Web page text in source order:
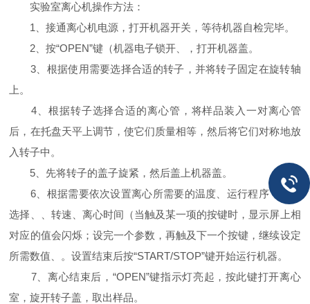
实验室离心机操作方法：
1、接通离心机电源，打开机器开关，等待机器自检完毕。
2、按“OPEN”键（机器电子锁开、，打开机器盖。
3、根据使用需要选择合适的转子，并将转子固定在旋转轴
上。
4、根据转子选择合适的离心管，将样品装入一对离心管
后，在托盘天平上调节，使它们质量相等，然后将它们对称地放
入转子中。
5、先将转子的盖子旋紧，然后盖上机器盖。
6、根据需要依次设置离心所需要的温度、运行程序（可不
选择、、转速、离心时间（当触及某一项的按键时，显示屏上相
对应的值会闪烁；设完一个参数，再触及下一个按键，继续设定
所需数值、。设置结束后按“START/STOP”键开始运行机器。
7、离心结束后，“OPEN”键指示灯亮起，按此键打开离心
室，旋开转子盖，取出样品。